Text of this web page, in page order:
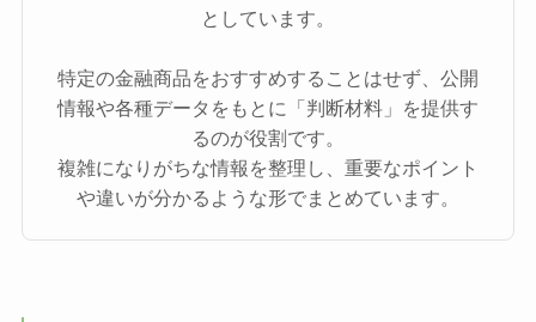
としています。
特定の金融商品をおすすめすることはせず、公開
情報や各種データをもとに「判断材料」を提供す
るのが役割です。
複雑になりがちな情報を整理し、重要なポイント
や違いが分かるような形でまとめています。